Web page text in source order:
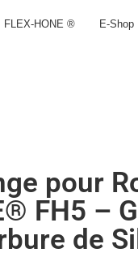
FLEX-HONE ® E-Shop
pour
FH5 –
de